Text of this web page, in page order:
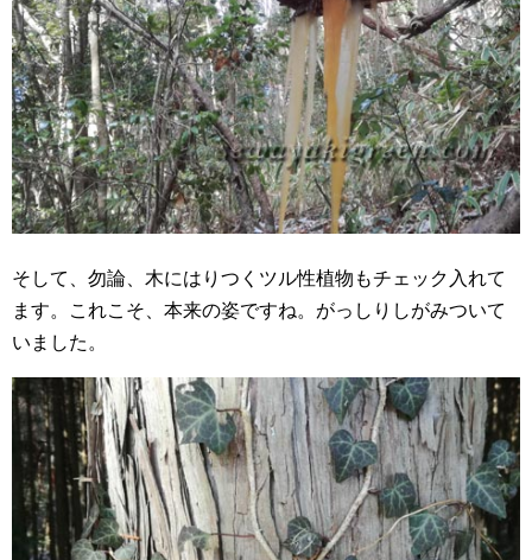
そして、勿論、木にはりつくツル性植物もチェック入れて
ます。これこそ、本来の姿ですね。がっしりしがみついて
いました。